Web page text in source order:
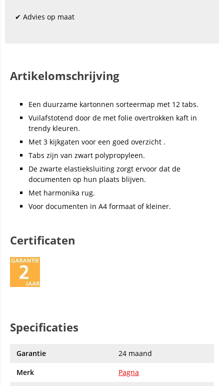
✔ Advies op maat
Artikelomschrijving
Een duurzame kartonnen sorteermap met 12 tabs.
Vuilafstotend door de met folie overtrokken kaft in
trendy kleuren.
Met 3 kijkgaten voor een goed overzicht .
Tabs zijn van zwart polypropyleen.
De zwarte elastieksluiting zorgt ervoor dat de
documenten op hun plaats blijven.
Met harmonika rug.
Voor documenten in A4 formaat of kleiner.
Certificaten
Specificaties
Garantie
24 maand
Merk
Pagna